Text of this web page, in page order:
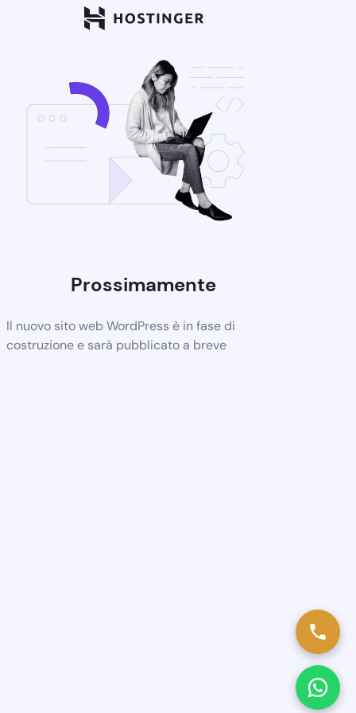
Prossimamente
Il nuovo sito web WordPress è in fase di
costruzione e sarà pubblicato a breve